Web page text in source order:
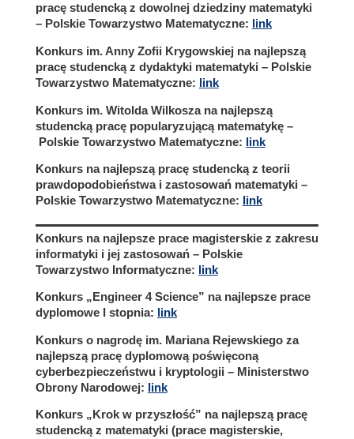
pracę studencką z dowolnej dziedziny matematyki
– Polskie Towarzystwo Matematyczne:
link
Konkurs im. Anny Zofii Krygowskiej na najlepszą
pracę studencką z dydaktyki matematyki – Polskie
Towarzystwo Matematyczne:
link
Konkurs im. Witolda Wilkosza na najlepszą
studencką pracę popularyzującą matematykę –
Polskie Towarzystwo Matematyczne: link
Konkurs na najlepszą pracę studencką z teorii
prawdopodobieństwa i zastosowań matematyki –
Polskie Towarzystwo Matematyczne:
link
Konkurs na najlepsze prace magisterskie z zakresu
informatyki i jej zastosowań – Polskie
Towarzystwo Informatyczne:
link
Konkurs „Engineer 4 Science” na najlepsze prace
dyplomowe I stopnia:
link
Konkurs o nagrodę im. Mariana Rejewskiego za
najlepszą pracę dyplomową poświęconą
cyberbezpieczeństwu i kryptologii – Ministerstwo
Obrony Narodowej:
link
Konkurs „Krok w przyszłość” na najlepszą pracę
studencką z matematyki (prace magisterskie,